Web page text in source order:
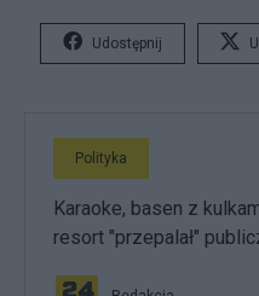
Udostępnij
Polityka
Karaoke, basen z
resort "przepalał"